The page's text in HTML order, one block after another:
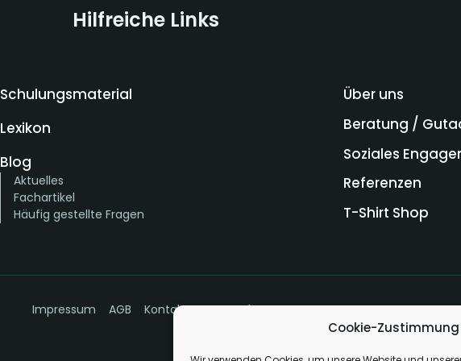
Cookie-
Hilfreiche Links
Schulungsmaterial
Lexikon
Blog
Aktuelles
Fachartikel
Häufig gestellte Fragen
Über uns
Beratung /
Soziales
Referenzen
T-Shirt Shop
Impressum AGB Kontakt Datenschutz